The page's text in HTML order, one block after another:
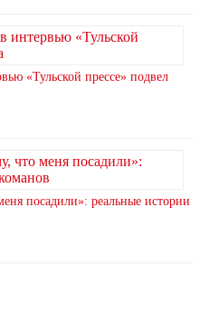
«Тульской прессе» подвел
посадили»: реальные истории